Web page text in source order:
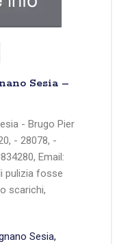
Sesia –
- Brugo Pier
- 28078, -
Email:
pulizia fosse
scarichi,
Sesia,